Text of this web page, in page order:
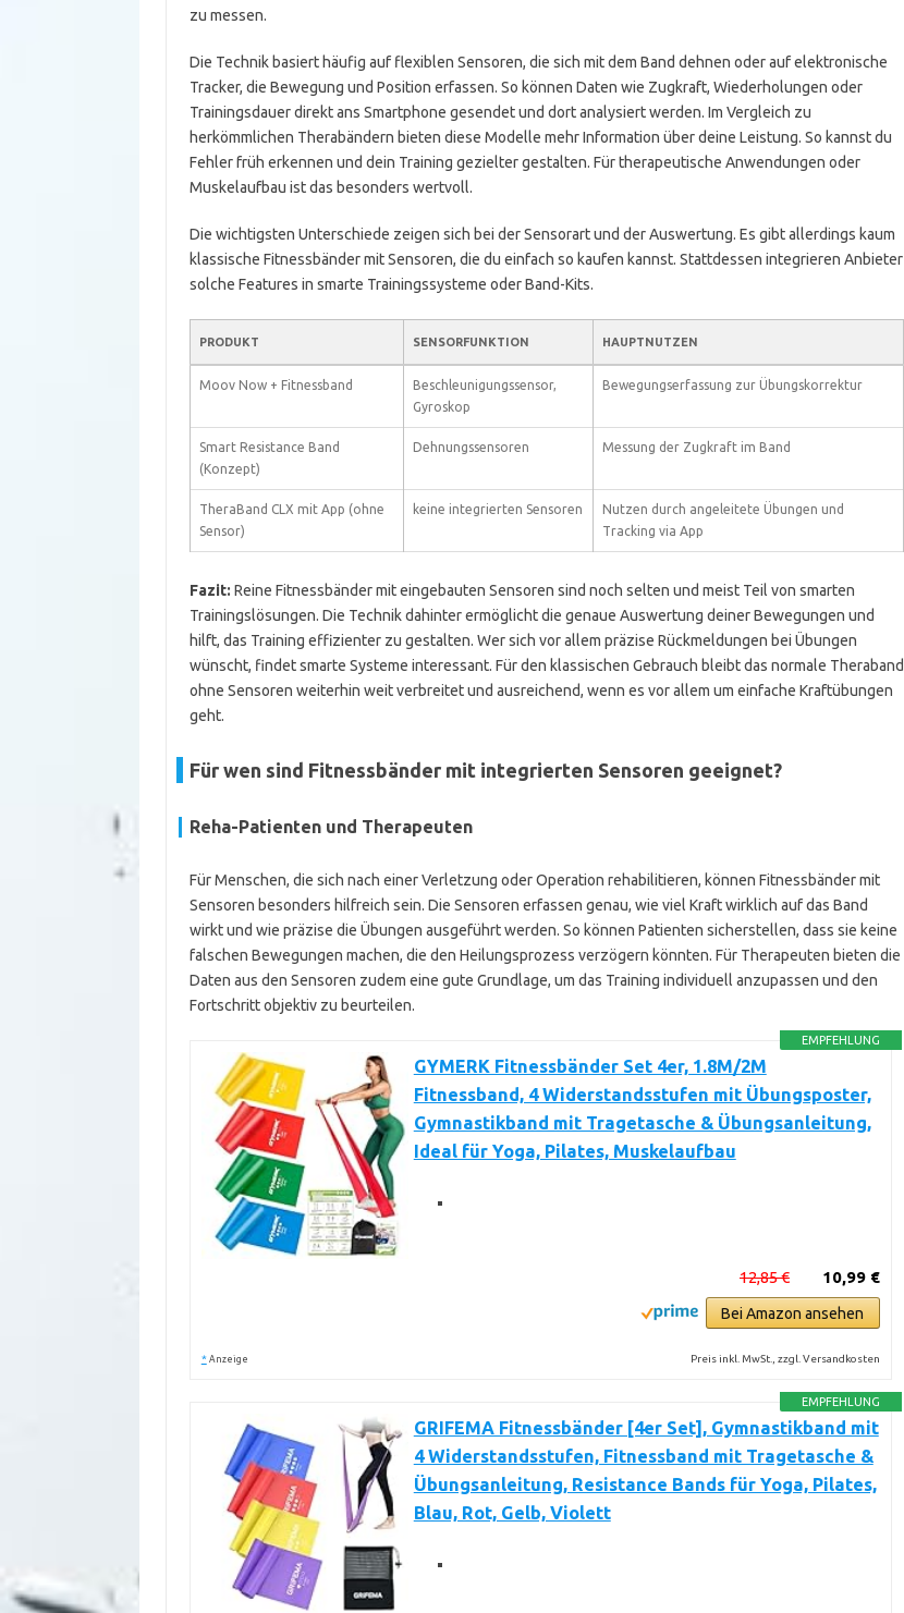
zu messen.
Die Technik basiert häufig auf flexiblen Sensoren, die sich mit dem Band dehnen oder auf elektronische
Tracker, die Bewegung und Position erfassen. So können Daten wie Zugkraft, Wiederholungen oder
Trainingsdauer direkt ans Smartphone gesendet und dort analysiert werden. Im Vergleich zu
herkömmlichen Therabändern bieten diese Modelle mehr Information über deine Leistung. So kannst du
Fehler früh erkennen und dein Training gezielter gestalten. Für therapeutische Anwendungen oder
Muskelaufbau ist das besonders wertvoll.
Die wichtigsten Unterschiede zeigen sich bei der Sensorart und der Auswertung. Es gibt allerdings kaum
klassische Fitnessbänder mit Sensoren, die du einfach so kaufen kannst. Stattdessen integrieren Anbieter
solche Features in smarte Trainingssysteme oder Band-Kits.
PRODUKT SENSORFUNKTION HAUPTNUTZEN
Moov Now + Fitnessband
Beschleunigungssensor,
Gyroskop
Bewegungserfassung zur Übungskorrektur
Smart Resistance Band
(Konzept)
Dehnungssensoren Messung der Zugkraft im Band
TheraBand CLX mit App (ohne
Sensor)
keine integrierten Sensoren
Nutzen durch angeleitete Übungen und
Tracking via App
Fazit: Reine Fitnessbänder mit eingebauten Sensoren sind noch selten und meist Teil von smarten
Trainingslösungen. Die Technik dahinter ermöglicht die genaue Auswertung deiner Bewegungen und
hilft, das Training effizienter zu gestalten. Wer sich vor allem präzise Rückmeldungen bei Übungen
wünscht, findet smarte Systeme interessant. Für den klassischen Gebrauch bleibt das normale Theraband
ohne Sensoren weiterhin weit verbreitet und ausreichend, wenn es vor allem um einfache Kraftübungen
geht.
Für wen sind Fitnessbänder mit integrierten Sensoren geeignet?
Reha-Patienten und Therapeuten
Für Menschen, die sich nach einer Verletzung oder Operation rehabilitieren, können Fitnessbänder mit
Sensoren besonders hilfreich sein. Die Sensoren erfassen genau, wie viel Kraft wirklich auf das Band
wirkt und wie präzise die Übungen ausgeführt werden. So können Patienten sicherstellen, dass sie keine
falschen Bewegungen machen, die den Heilungsprozess verzögern könnten. Für Therapeuten bieten die
Daten aus den Sensoren zudem eine gute Grundlage, um das Training individuell anzupassen und den
Fortschritt objektiv zu beurteilen.
EMPFEHLUNG
GYMERK Fitnessbänder Set 4er, 1.8M/2M
Fitnessband, 4 Widerstandsstufen mit Übungsposter,
Gymnastikband mit Tragetasche & Übungsanleitung,
Ideal für Yoga, Pilates, Muskelaufbau
10,99 €
12,85 €
Bei Amazon ansehen
* Anzeige Preis inkl. MwSt., zzgl. Versandkosten
EMPFEHLUNG
GRIFEMA Fitnessbänder [4er Set], Gymnastikband mit
4 Widerstandsstufen, Fitnessband mit Tragetasche &
Übungsanleitung, Resistance Bands für Yoga, Pilates,
Blau, Rot, Gelb, Violett